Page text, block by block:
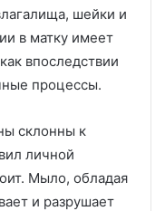
шейки и
в матку имеет
впоследствии
процессы.
склонны к
личной
Мыло, обладая
и разрушает